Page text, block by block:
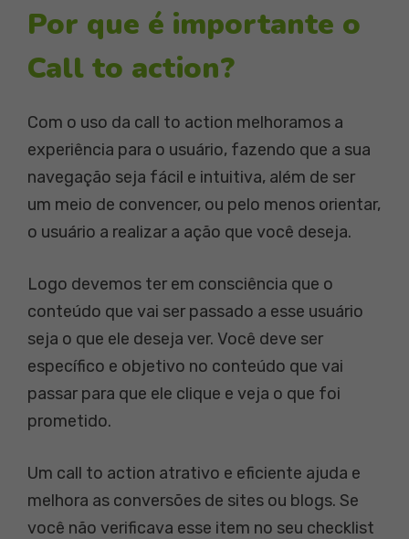
Por que é importante o
Call to action?
Com o uso da call to action melhoramos a
experiência para o usuário, fazendo que a sua
navegação seja fácil e intuitiva, além de ser
um meio de convencer, ou pelo menos orientar,
o usuário a realizar a ação que você deseja.
Logo devemos ter em consciência que o
conteúdo que vai ser passado a esse usuário
seja o que ele deseja ver. Você deve ser
específico e objetivo no conteúdo que vai
passar para que ele clique e veja o que foi
prometido.
Um call to action atrativo e eficiente ajuda e
melhora as conversões de sites ou blogs. Se
você não verificava esse item no seu checklist